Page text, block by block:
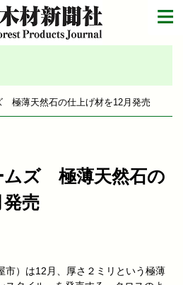
極薄天然石の仕上げ材を12月発売
ムズ 極薄天然石の
売
市）は12月、厚さ２ミリという極薄